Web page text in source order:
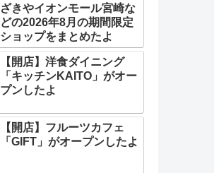
ざきやイオンモール宮崎な
どの2026年8月の期間限定
ショップをまとめたよ
【開店】洋食ダイニング
「キッチンKAITO」がオー
プンしたよ
【開店】フルーツカフェ
「GIFT」がオープンしたよ